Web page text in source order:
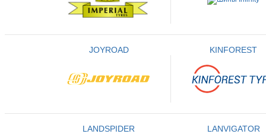
JOYROAD KINFOREST
LANDSPIDER LANVIGATOR